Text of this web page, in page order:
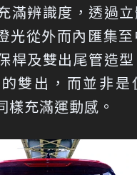
滿辨識度，透過
光從外而內匯集
桿及雙出尾管造
雙出，而並非是
樣充滿運動感。